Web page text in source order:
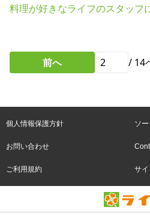
料理が好きなライフのスタッフ
前へ / 14
個人情報保護方針 ソ
お問い合わせ
ご利用規約 サ